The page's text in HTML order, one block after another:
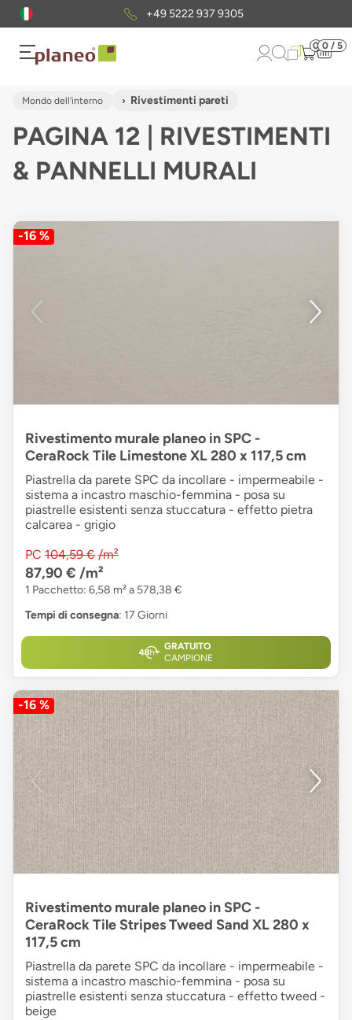
Pacchetto di campionigratuiti
0 0 / 5
Mondo dell'interno Rivestimenti pareti
PAGINA 12 | RIVESTIMENTI
& PANNELLI MURALI
-16 %
Rivestimento murale planeo in SPC -
CeraRock Tile Limestone XL 280 x 117,5 cm
Piastrella da parete SPC da incollare - impermeabile -
sistema a incastro maschio-femmina - posa su
piastrelle esistenti senza stuccatura - effetto pietra
calcarea - grigio
PC 104,59 € /m²
87,90 € /m²
1 Pacchetto: 6,58 m² a 578,38 €
Tempi di consegna: 17 Giorni
GRATUITO
CAMPIONE
-16 %
Rivestimento murale planeo in SPC -
CeraRock Tile Stripes Tweed Sand XL 280 x
117,5 cm
Piastrella da parete SPC da incollare - impermeabile -
sistema a incastro maschio-femmina - posa su
piastrelle esistenti senza stuccatura - effetto tweed -
beige